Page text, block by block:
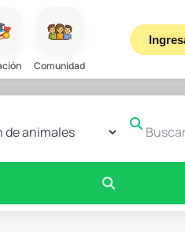
Comunidad
de búsquedaBuscar